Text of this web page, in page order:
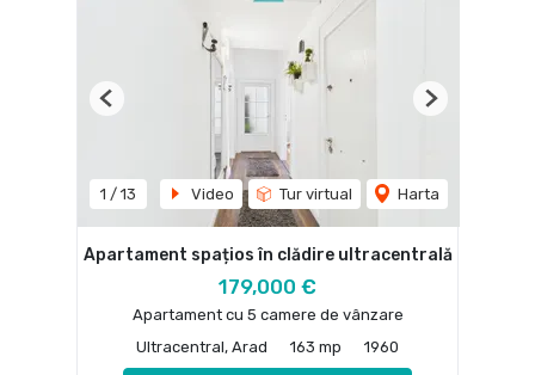
1 / 13 Video Tur virtual Harta
Previous Next
Apartament spațios în clădire ultracentrală
179,000 €
Apartament cu 5 camere de vânzare
Ultracentral, Arad
163 mp 1960